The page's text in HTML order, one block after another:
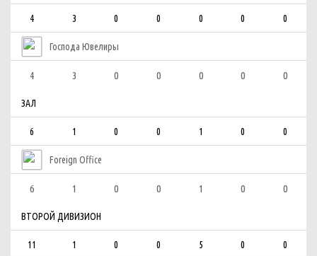
4 3 0 0 0 0 0
Господа Ювелиры
4 3 0 0 0 0 0
ЗАЛ
6 1 0 0 1 0 0
Foreign Office
6 1 0 0 1 0 0
ВТОРОЙ ДИВИЗИОН
11 1 0 0 5 0 0